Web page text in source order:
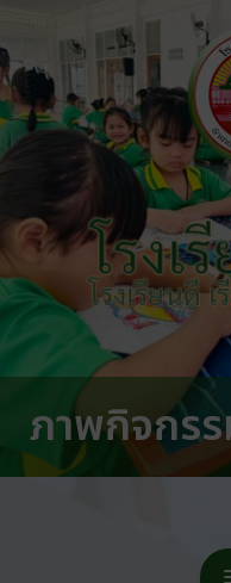
โรงเ
โรงเรียนดี
ภาพกิจกร